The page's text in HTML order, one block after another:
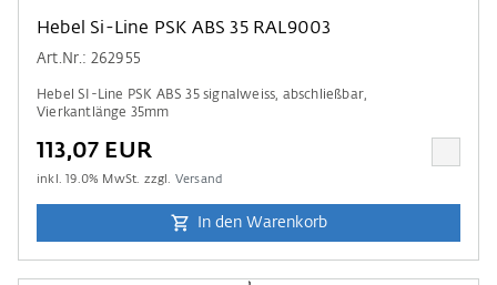
Hebel Si-Line PSK ABS 35 RAL9003
Art.Nr.: 262955
Hebel SI-Line PSK ABS 35 signalweiss, abschließbar,
Vierkantlänge 35mm
113,07 EUR
inkl.19.0% MwSt. zzgl. Versand
In den Warenkorb